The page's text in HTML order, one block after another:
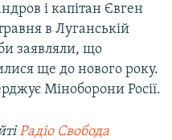
і капітан Євген
в Луганській
заявляли, що
ще до нового року.
Міноборони Росії.
Радіо Свобода